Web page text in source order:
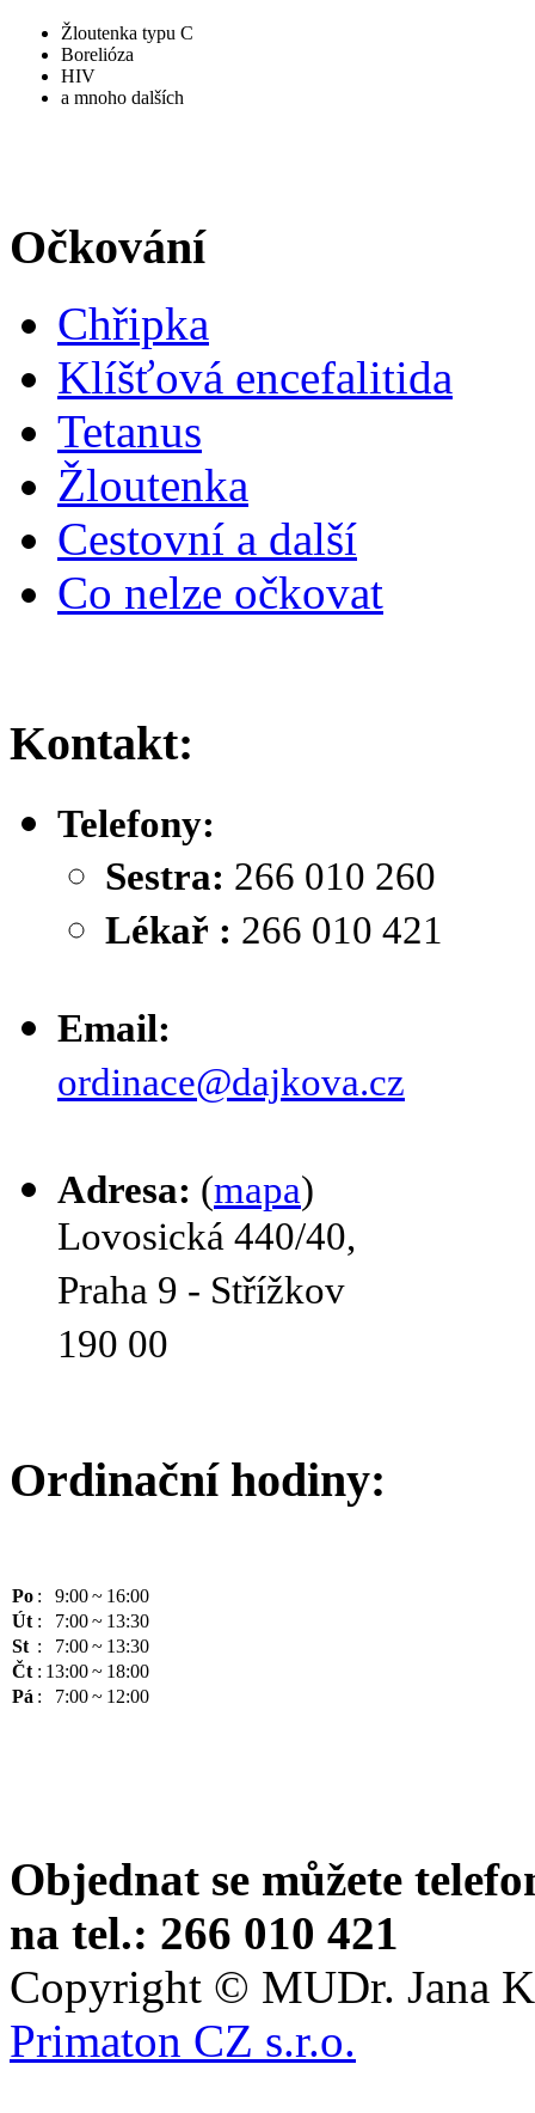
Žloutenka typu C
Borelióza
HIV
a mnoho dalších
Očkování
Chřipka
Klíšťová encefalitida
Tetanus
Žloutenka
Cestovní a další
Co nelze očkovat
Kontakt:
Telefony:
Sestra: 266 010 260
Lékař : 266 010 421
Email:
ordinace@dajkova.cz
Adresa: (mapa)
Lovosická 440/40,
Praha 9 - Střížkov
190 00
Ordinační hodiny:
Po : 9:00~ 16:00
Út : 7:00~ 13:30
St : 7:00~ 13:30
Čt : 13:00~ 18:00
Pá : 7:00~ 12:00
Objednat se můžete
na tel.: 266 010 421
Copyright © MUDr. Jana
Primaton CZ s.r.o.